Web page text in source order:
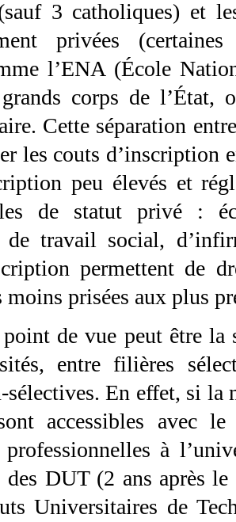
3 catholiques) et
privées
l’ENA (École
corps de l’État,
Cette séparation
les couts d’inscription
peu élevés et
de statut privé :
de travail social,
permettent de
moins prisées aux plus
de vue peut être la
entre filières
En effet, si la
accessibles avec
à
des DUT (2 ans après
Universitaires de